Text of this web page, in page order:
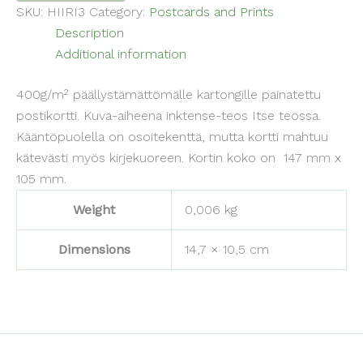
SKU: HIIRI3 Category: Postcards and Prints
Description
Additional information
400g/m² päällystämättömälle kartongille painatettu
postikortti. Kuva-aiheena inktense-teos Itse teossa.
Kääntöpuolella on osoitekenttä, mutta kortti mahtuu
kätevästi myös kirjekuoreen. Kortin koko on 147 mm x
105 mm.
Weight
0,006 kg
Dimensions 14,7 × 10,5 cm